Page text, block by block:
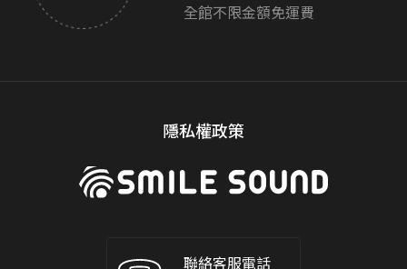
全館不限金額免運費
隱私權政策
聯絡客服電話